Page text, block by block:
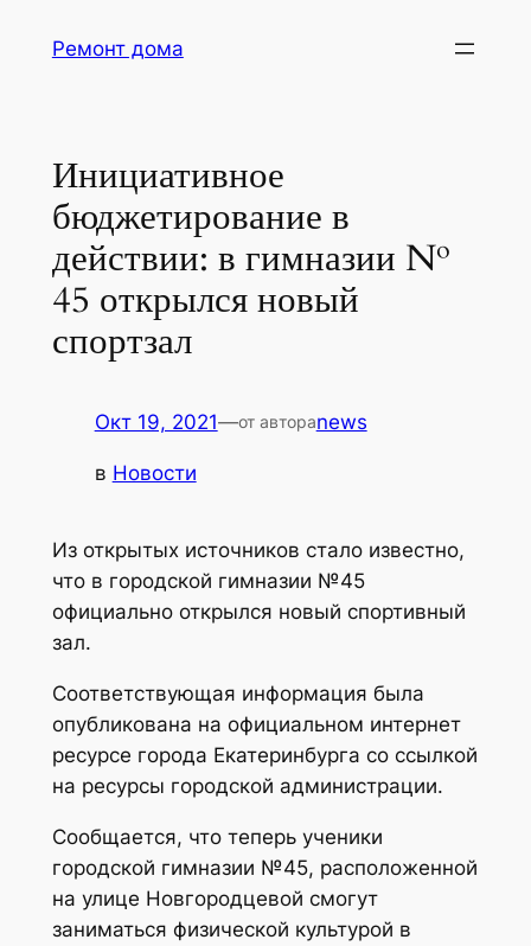
Ремонт дома
Инициативное
бюджетирование в
действии: в гимназии №
45 открылся новый
спортзал
Окт 19, 2021—от автораnews
в Новости
Из открытых источников стало известно,
что в городской гимназии №45
официально открылся новый спортивный
зал.
Соответствующая информация была
опубликована на официальном интернет
ресурсе города Екатеринбурга со ссылкой
на ресурсы городской администрации.
Сообщается, что теперь ученики
городской гимназии №45, расположенной
на улице Новгородцевой смогут
заниматься физической культурой в